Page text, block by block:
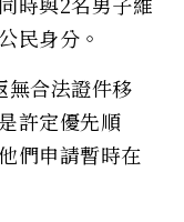
民身分。
無合法證件移
許定優先順
們申請暫時在